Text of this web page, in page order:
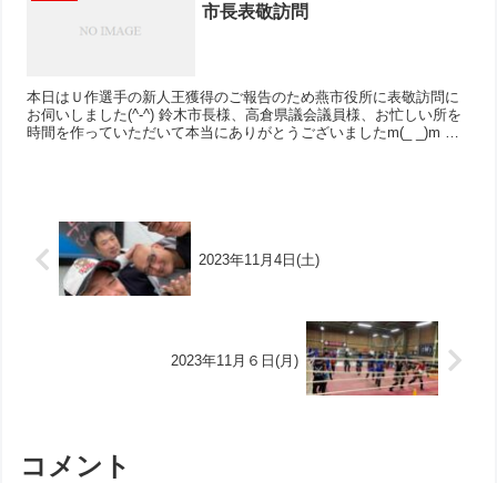
市長表敬訪問
本日はＵ作選手の新人王獲得のご報告のため燕市役所に表敬訪問に
お伺いしました(^-^) 鈴木市長様、高倉県議会議員様、お忙しい所を
時間を作っていただいて本当にありがとうございましたm(_ _)m 集
2023年11月4日(土)
2023年11月６日(月)
コメント